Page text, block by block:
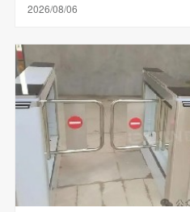
2026/08/06